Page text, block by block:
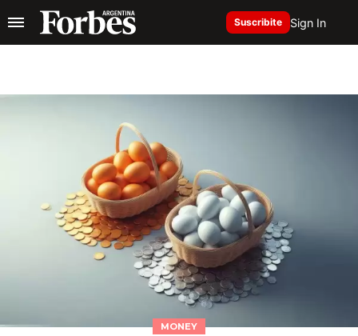
Suscribite Sign In
MONEY